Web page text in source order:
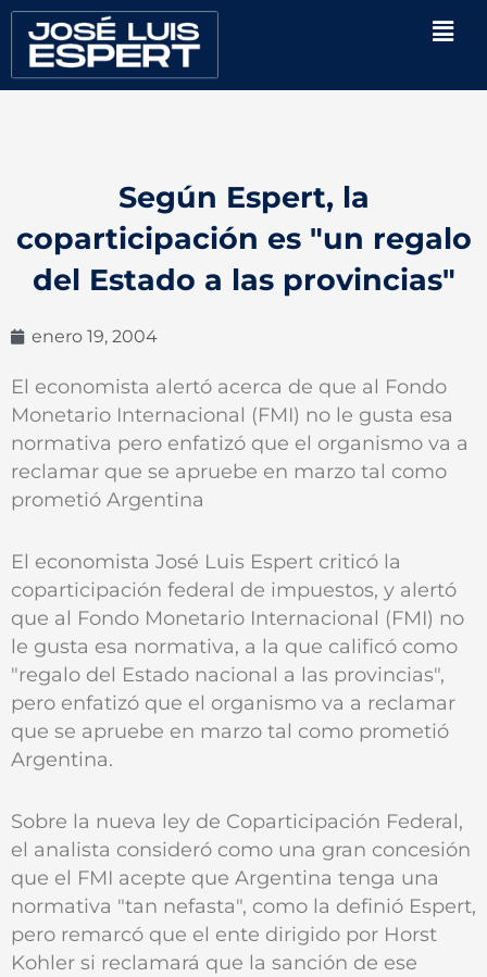
contenido
Según Espert, la
coparticipación es "un regalo
del Estado a las provincias"
enero 19, 2004
El economista alertó acerca de que al Fondo
Monetario Internacional (FMI) no le gusta esa
normativa pero enfatizó que el organismo va a
reclamar que se apruebe en marzo tal como
prometió Argentina
El economista José Luis Espert criticó la
coparticipación federal de impuestos, y alertó
que al Fondo Monetario Internacional (FMI) no
le gusta esa normativa, a la que calificó como
"regalo del Estado nacional a las provincias",
pero enfatizó que el organismo va a reclamar
que se apruebe en marzo tal como prometió
Argentina.
Sobre la nueva ley de Coparticipación Federal,
el analista consideró como una gran concesión
que el FMI acepte que Argentina tenga una
normativa "tan nefasta", como la definió Espert,
pero remarcó que el ente dirigido por Horst
Kohler si reclamará que la sanción de ese